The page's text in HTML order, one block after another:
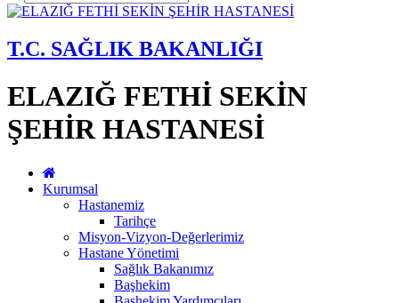
T.C. SAĞLIK BAKANLIĞI
ELAZIĞ FETHİ SEKİN
ŞEHİR HASTANESİ
Kurumsal
Hastanemiz
Tarihçe
Misyon-Vizyon-Değerlerimiz
Hastane Yönetimi
Sağlık Bakanımız
Başhekim